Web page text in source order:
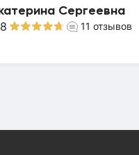
Сергеевна
11 отзывов